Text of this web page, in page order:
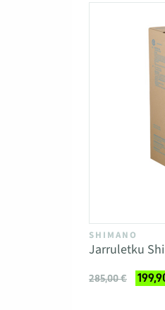
SHIMANO
Jarruletku
285,00 €